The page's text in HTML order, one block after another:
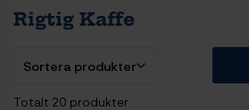
Rigtig Kaffe
Totalt 20 produkter